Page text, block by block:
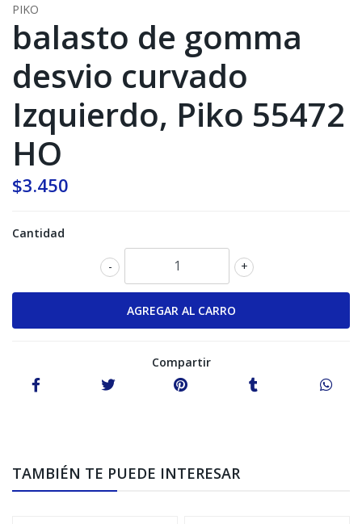
PIKO
balasto de gomma
desvio curvado
Izquierdo, Piko 55472
HO
$3.450
Cantidad
+
-
Compartir
TAMBIÉN TE PUEDE INTERESAR